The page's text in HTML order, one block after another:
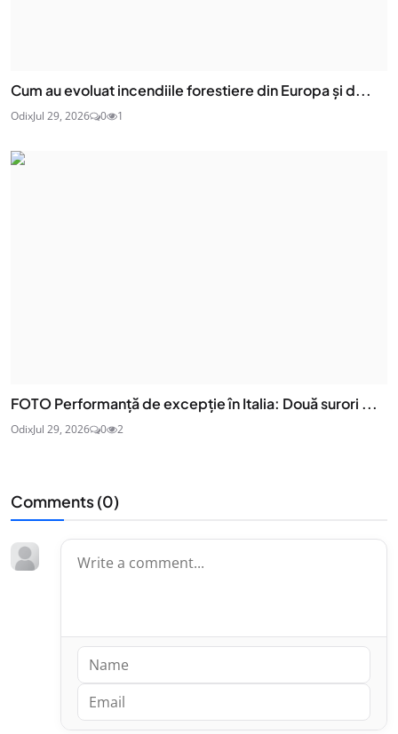
Cum au evoluat incendiile forestiere din Europa și d...
OdixJul 29, 2026 0 1
FOTO Performanță de excepție în Italia: Două surori ...
OdixJul 29, 2026 0 2
Comments (0)